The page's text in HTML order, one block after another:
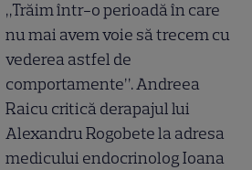
„Trăim într-o perioadă în care
nu mai avem voie să trecem cu
vederea astfel de
comportamente”. Andreea
Raicu critică derapajul lui
Alexandru Rogobete la adresa
medicului endocrinolog Ioana